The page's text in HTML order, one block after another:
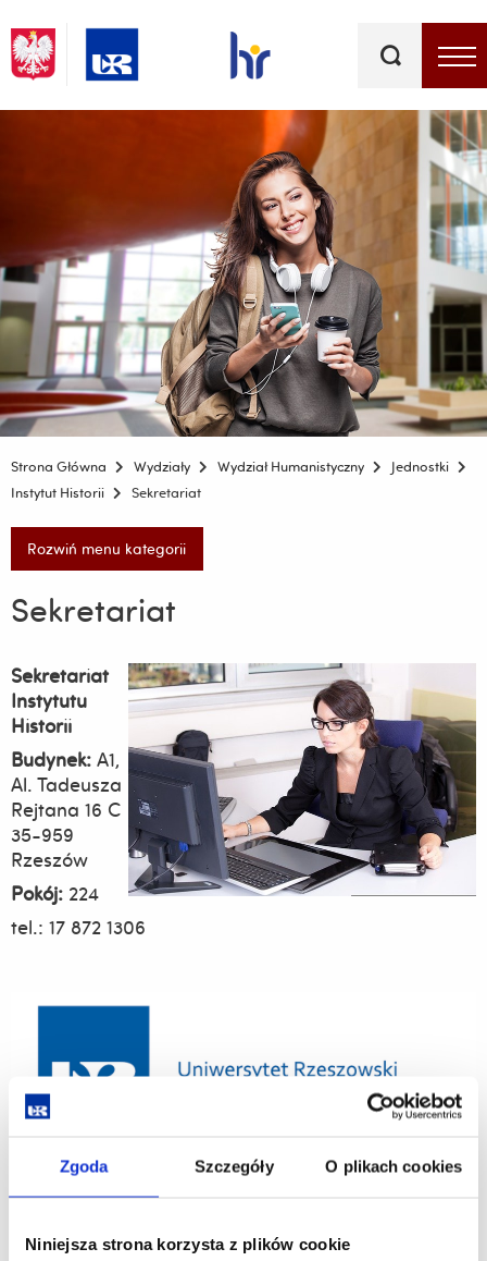
Zgoda Szczegóły O plikach cookies
Niniejsza strona korzysta z plików cookie
kluczowe
Strona Główna Wydziały Wydział Humanistyczny
Jednostki
Instytut Historii
Sekretariat
Rozwiń menu kategorii
Sekretariat
Sekretariat
Instytutu
Historii
Budynek: A1,
Al. Tadeusza
Rejtana 16 C
35-959
Rzeszów
Pokój: 224
tel.: 17 872 1306
e-mail: SekretariatlubGabinet Naukowy IH